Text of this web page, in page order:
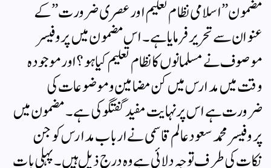
مضمون ” اسلامی نظام تعلیم اور عصری ضرورت ” کے
عنوان سے تحریر فرمایا ہے۔ اس مضمون میں پروفیسر
موصوف نے مسلمانوں کا نظام تعلیم کیا ہو؟ اور موجودہ
وقت میں مدارس میں کن مضامین وموضوعات کی
ضرورت ہے اس پر نہایت مفید گفتگو کی ہے۔ مضمون میں
پروفیسر محمد سعود عالم قاسمی نے ارباب مدارس کو جن
نکات کی طرف توجہ دلائی ہے وہ درج ذیل ہیں۔ پہلی بات